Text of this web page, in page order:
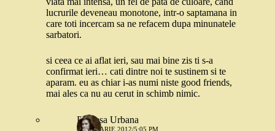
lucrurile deveneau monotone, intr-o saptamana in
care toti incercam sa ne refacem dupa minunatele
sarbatori.
si ceea ce ai aflat ieri, sau mai bine zis ti s-a
confirmat ieri… cati dintre noi te sustinem si te
aparam. eu as chiar i-as numi niste good friends,
mai ales ca nu au cerut in schimb nimic.
Printesa Urbana
6 IANUARIE 2012/5:05 PM